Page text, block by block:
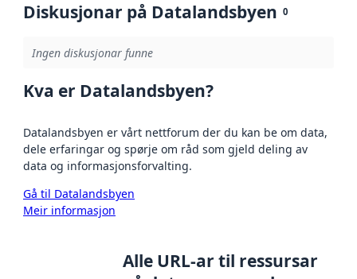
Diskusjonar på Datalandsbyen 0
Ingen diskusjonar funne
Kva er Datalandsbyen?
Datalandsbyen er vårt nettforum der du kan be om data,
dele erfaringar og spørje om råd som gjeld deling av
data og informasjonsforvalting.
Gå til Datalandsbyen
Meir informasjon
Alle URL-ar til ressursar